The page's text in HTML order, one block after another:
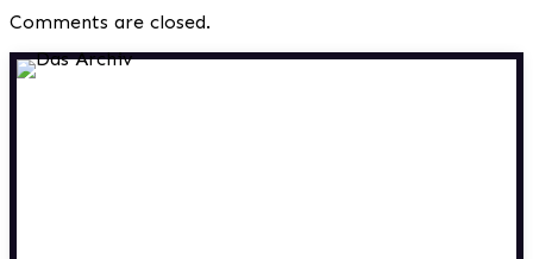
Comments are closed.